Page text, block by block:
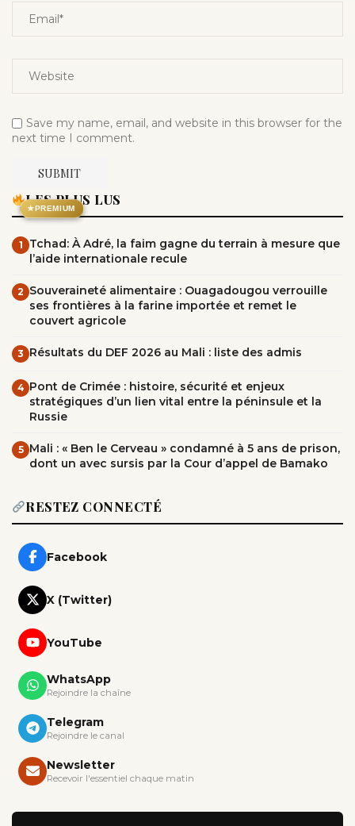
Save my name, email, and website in this browser for the
next time I comment.
★PREMIUM
LES PLUS LUS
1
Tchad: À Adré, la faim gagne du terrain à mesure que
l’aide internationale recule
2 Souveraineté alimentaire : Ouagadougou verrouille
ses frontières à la farine importée et remet le
couvert agricole
3 Résultats du DEF 2026 au Mali : liste des admis
4 Pont de Crimée : histoire, sécurité et enjeux
stratégiques d’un lien vital entre la péninsule et la
Russie
5 Mali : « Ben le Cerveau » condamné à 5 ans de prison,
dont un avec sursis par la Cour d’appel de Bamako
RESTEZ CONNECTÉ
Facebook
X (Twitter)
YouTube
WhatsApp
Rejoindre la chaîne
Telegram
Rejoindre le canal
Newsletter
Recevoir l'essentiel chaque matin